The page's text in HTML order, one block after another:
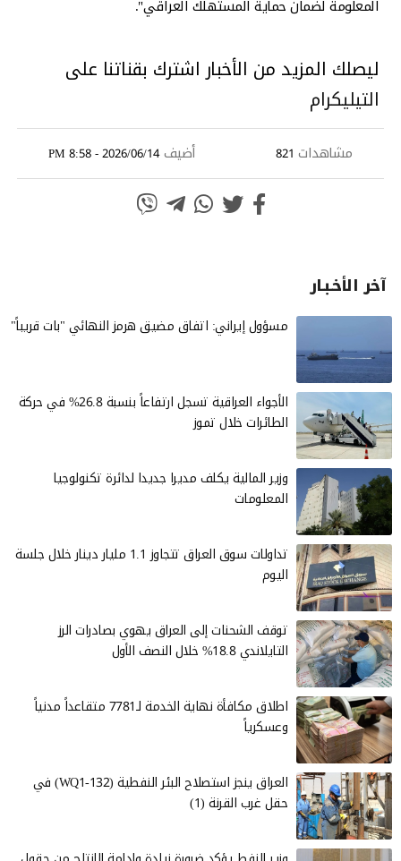
المعلومة لضمان حماية المستهلك العراقي".
ليصلك المزيد من الأخبار اشترك بقناتنا على
التيليكرام
مشاهدات 821 أضيف2026/06/14 - 8:58 PM
آخر الأخـبـار
مسؤول إيراني: اتفاق مضيق هرمز النهائي "بات قريباً"
الأجواء العراقية تسجل ارتفاعاً بنسبة 26.8% في حركة
الطائرات خلال تموز
وزير المالية يكلف مديرا جديدا لدائرة تكنولوجيا
المعلومات
تداولات سوق العراق تتجاوز 1.1 مليار دينار خلال جلسة
اليوم
توقف الشحنات إلى العراق يهوي بصادرات الرز
التايلاندي 18.8% خلال النصف الأول
اطلاق مكافأة نهاية الخدمة لـ7781 متقاعداً مدنياً
وعسكرياً
العراق ينجز استصلاح البئر النفطية (WQ1-132) في
حقل غرب القرنة (1)